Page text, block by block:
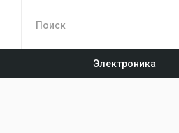
Электроника